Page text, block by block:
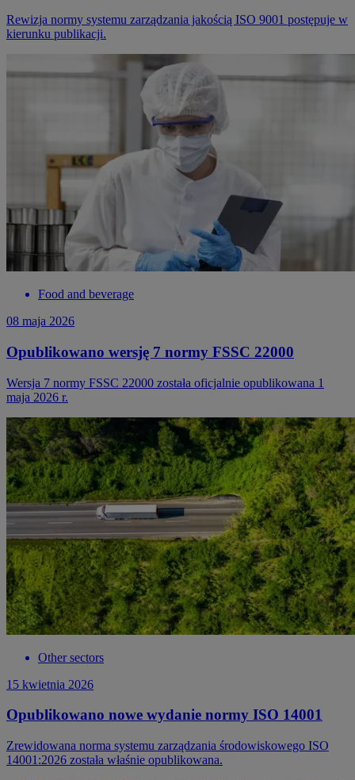
Rewizja normy systemu zarządzania jakością ISO 9001 postępuje w
kierunku publikacji.
Food and beverage
08 maja 2026
Opublikowano wersję 7 normy FSSC 22000
Wersja 7 normy FSSC 22000 została oficjalnie opublikowana 1
maja 2026 r.
Other sectors
15 kwietnia 2026
Opublikowano nowe wydanie normy ISO 14001
Zrewidowana norma systemu zarządzania środowiskowego ISO
14001:2026 została właśnie opublikowana.